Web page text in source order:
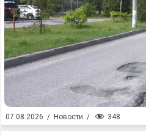
07.08.2026 / Новости / 348